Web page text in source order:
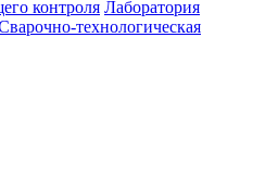
контроля Лаборатория
технологическая